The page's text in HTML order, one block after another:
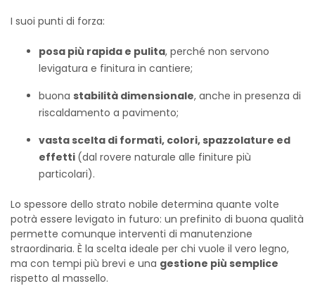
I suoi punti di forza:
posa più rapida e pulita, perché non servono
levigatura e finitura in cantiere;
buona stabilità dimensionale, anche in presenza di
riscaldamento a pavimento;
vasta scelta di formati, colori, spazzolature ed
effetti (dal rovere naturale alle finiture più
particolari).
Lo spessore dello strato nobile determina quante volte
potrà essere levigato in futuro: un prefinito di buona qualità
permette comunque interventi di manutenzione
straordinaria. È la scelta ideale per chi vuole il vero legno,
ma con tempi più brevi e una gestione più semplice
rispetto al massello.